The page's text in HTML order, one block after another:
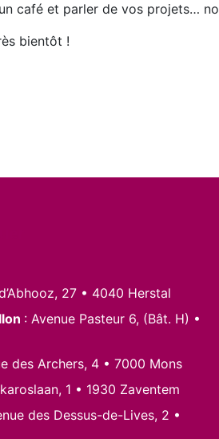
café et parler de vos projets…
bientôt !
27 • 4040 Herstal
: Avenue Pasteur 6, (Bât. H) •
des Archers, 4 • 7000 Mons
1 • 1930 Zaventem
des Dessus-de-Lives, 2 •